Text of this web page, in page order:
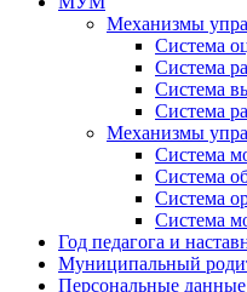
Механизмы
Система
Система
Система
Система
Механизмы
Система
Система
Система
Система
Год педагога и
Муниципальный
Персональные данные